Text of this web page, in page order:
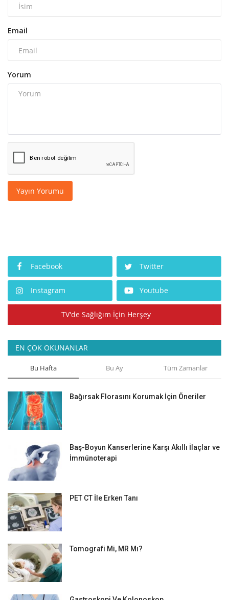
Email
Yorum
Yayın Yorumu
Facebook Twitter
Instagram Youtube
TV'de Sağlığım İçin Herşey
EN ÇOK OKUNANLAR
Bu Hafta Bu Ay Tüm Zamanlar
Bağırsak Florasını Korumak İçin Öneriler
Baş-Boyun Kanserlerine Karşı Akıllı İlaçlar ve
İmmünoterapi
PET CT İle Erken Tanı
Tomografi Mi, MR Mı?